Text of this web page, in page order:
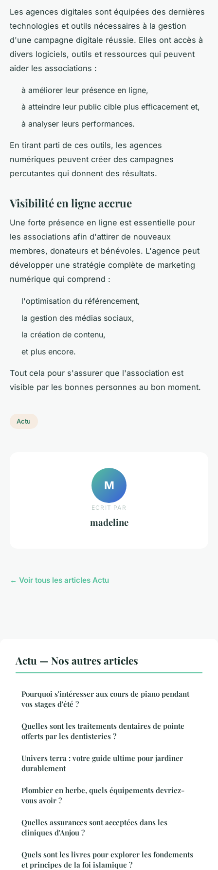
Les agences digitales sont équipées des dernières
technologies et outils nécessaires à la gestion
d'une campagne digitale réussie. Elles ont accès à
divers logiciels, outils et ressources qui peuvent
aider les associations :
à améliorer leur présence en ligne,
à atteindre leur public cible plus efficacement et,
à analyser leurs performances.
En tirant parti de ces outils, les agences
numériques peuvent créer des campagnes
percutantes qui donnent des résultats.
Visibilité en ligne accrue
Une forte présence en ligne est essentielle pour
les associations afin d'attirer de nouveaux
membres, donateurs et bénévoles. L'agence peut
développer une stratégie complète de marketing
numérique qui comprend :
l'optimisation du référencement,
la gestion des médias sociaux,
la création de contenu,
et plus encore.
Tout cela pour s'assurer que l'association est
visible par les bonnes personnes au bon moment.
Actu
M
ECRIT PAR
madeline
← Voir tous les articles Actu
Actu — Nos autres articles
Pourquoi s'intéresser aux cours de piano pendant
vos stages d'été ?
Quelles sont les traitements dentaires de pointe
offerts par les dentisteries ?
Univers terra : votre guide ultime pour jardiner
durablement
Plombier en herbe, quels équipements devriez-
vous avoir ?
Quelles assurances sont acceptées dans les
cliniques d'Anjou ?
Quels sont les livres pour explorer les fondements
et principes de la foi islamique ?